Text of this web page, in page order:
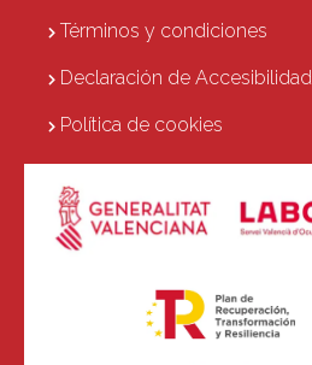
Términos y condiciones
Declaración de Accesibilidad
Política de cookies